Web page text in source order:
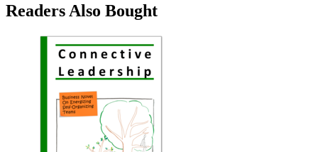
Readers Also Bought